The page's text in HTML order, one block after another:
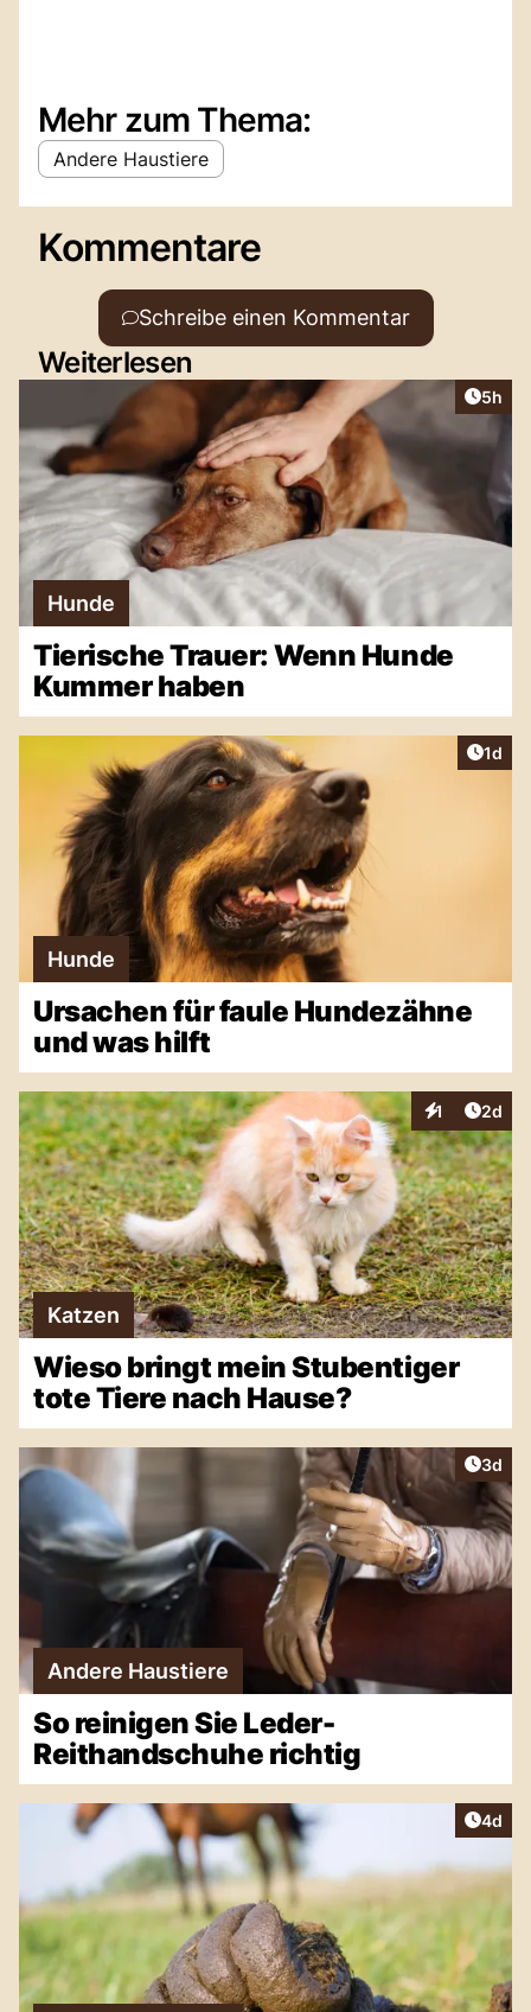
Mehr zum Thema:
Andere Haustiere
Kommentare
Schreibe einen Kommentar
Weiterlesen
5h
Hunde
Tierische Trauer: Wenn Hunde
Kummer haben
1d
Hunde
Ursachen für faule Hundezähne
und was hilft
1
Interaktionen
2d
Katzen
Wieso bringt mein Stubentiger
tote Tiere nach Hause?
3d
Andere Haustiere
So reinigen Sie Leder-
Reithandschuhe richtig
4d